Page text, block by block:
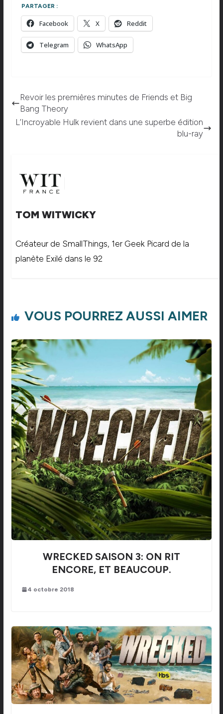
PARTAGER :
Facebook X Reddit
Telegram WhatsApp
Revoir les premières minutes de Friends et Big
Bang Theory
L’Incroyable Hulk revient dans une superbe édition
blu-ray
TOM WITWICKY
Créateur de SmallThings, 1er Geek Picard de la
planète Exilé dans le 92
VOUS POURREZ AUSSI AIMER
WRECKED SAISON 3: ON RIT
ENCORE, ET BEAUCOUP.
4 octobre 2018